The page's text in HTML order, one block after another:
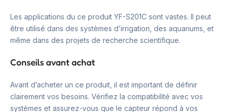
Les applications du ce produit YF-S201C sont vastes. Il peut
être utilisé dans des systèmes d’irrigation, des aquariums, et
même dans des projets de recherche scientifique.
Conseils avant achat
Avant d’acheter un ce produit, il est important de définir
clairement vos besoins. Vérifiez la compatibilité avec vos
systèmes et assurez-vous que le capteur répond à vos